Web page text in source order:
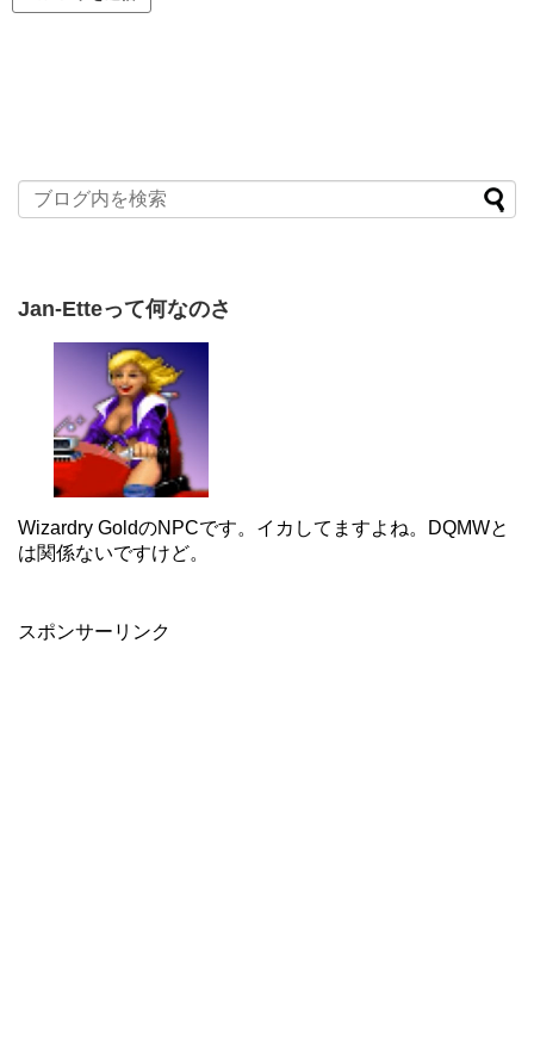
Jan-Etteって何なのさ
Wizardry GoldのNPCです。イカしてますよね。DQMWと
は関係ないですけど。
スポンサーリンク